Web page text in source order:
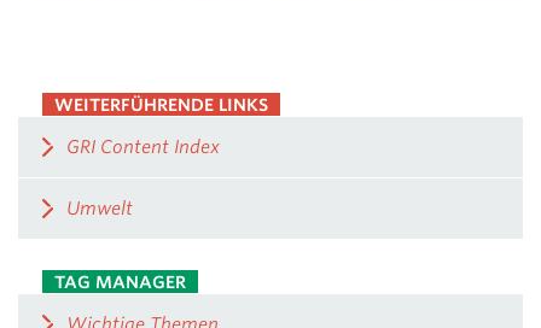
WEITERFÜHRENDE LINKS
GRI Content Index
Umwelt
TAG MANAGER